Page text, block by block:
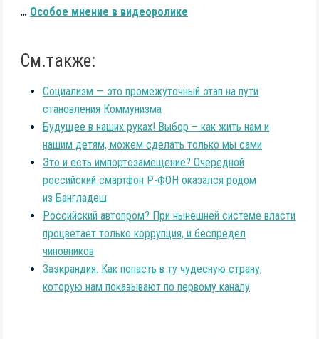
… Особое мнение в видеоролике
См.также:
Социализм — это промежуточный этап на пути
становления Коммунизма
Будущее в наших руках! Выбор – как жить нам и
нашим детям, можем сделать только мы сами
Это и есть импортозамещение? Очередной
российский смартфон Р-ФОН оказался родом
из Бангладеш
Российский автопром? При нынешней системе власти
процветает только коррупция, и беспредел
чиновников
Заэкрандия. Как попасть в ту чудесную страну,
которую нам показывают по первому каналу